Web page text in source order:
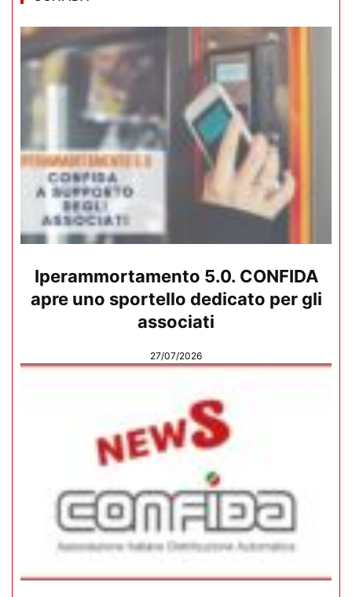
Iperammortamento 5.0. CONFIDA
apre uno sportello dedicato per gli
associati
27/07/2026